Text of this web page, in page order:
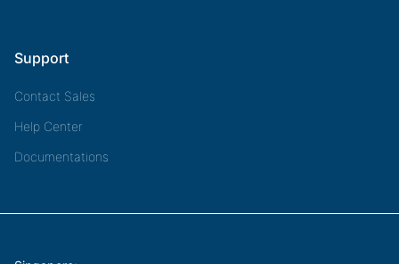
Support
Contact Sales
Help Center
Documentations